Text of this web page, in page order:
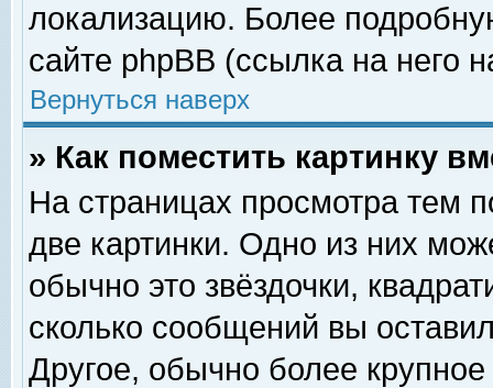
локализацию. Более
сайте phpBB (ссылка на него
Вернуться наверх
» Как поместить картинку
На страницах просмотра тем
две картинки. Одно из них
обычно это звёздочки,
сколько сообщений вы
Другое, обычно более